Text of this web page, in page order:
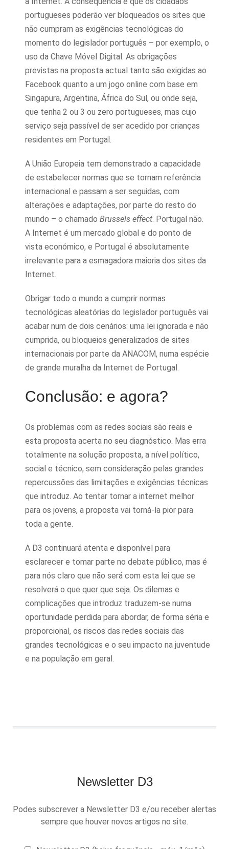
portugueses poderão ver bloqueados os sites que
não cumpram as exigências tecnológicas do
momento do legislador português – por exemplo, o
uso da Chave Móvel Digital. As obrigações
previstas na proposta actual tanto são exigidas ao
Facebook quanto a um jogo online com base em
Singapura, Argentina, África do Sul, ou onde seja,
que tenha 2 ou 3 ou zero portugueses, mas cujo
serviço seja passível de ser acedido por crianças
residentes em Portugal.
A União Europeia tem demonstrado a capacidade
de estabelecer normas que se tornam referência
internacional e passam a ser seguidas, com
alterações e adaptações, por parte do resto do
mundo – o chamado Brussels effect. Portugal não.
A Internet é um mercado global e do ponto de
vista económico, e Portugal é absolutamente
irrelevante para a esmagadora maioria dos sites da
Internet.
Obrigar todo o mundo a cumprir normas
tecnológicas aleatórias do legislador português vai
acabar num de dois cenários: uma lei ignorada e não
cumprida, ou bloqueios generalizados de sites
internacionais por parte da ANACOM, numa espécie
de grande muralha da Internet de Portugal.
Conclusão: e agora?
Os problemas com as redes sociais são reais e
esta proposta acerta no seu diagnóstico. Mas erra
totalmente na solução proposta, a nível político,
social e técnico, sem consideração pelas grandes
repercussões das limitações e exigências técnicas
que introduz. Ao tentar tornar a internet melhor
para os jovens, a proposta vai torná-la pior para
toda a gente.
A D3 continuará atenta e disponível para
esclarecer e tomar parte no debate público, mas é
para nós claro que não será com esta lei que se
resolverá o que quer que seja. Os dilemas e
complicações que introduz traduzem-se numa
oportunidade perdida para abordar, de forma séria e
proporcional, os riscos das redes sociais das
grandes tecnológicas e o seu impacto na juventude
e na população em geral.
Newsletter D3
Podes subscrever a Newsletter D3 e/ou receber alertas
sempre que houver novos artigos no site.